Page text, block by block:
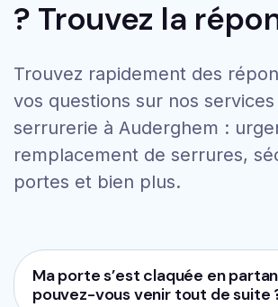
? Trouvez la
Trouvez rapidement des
vos questions sur nos services
serrurerie à Auderghem :
remplacement de serrures,
portes et bien plus.
Ma porte s’est claquée en
pouvez-vous venir tout de suite